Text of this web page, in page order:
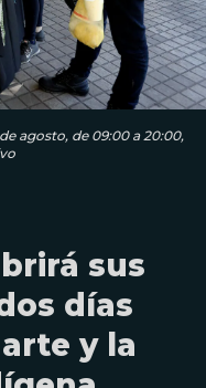
agosto, de 09:00 a 20:00,
sus
días
y la